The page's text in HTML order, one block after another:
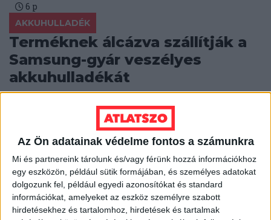
Az Ön adatainak védelme fontos a számunkra
Mi és partnereink tárolunk és/vagy férünk hozzá információkhoz
egy eszközön, például sütik formájában, és személyes adatokat
dolgozunk fel, például egyedi azonosítókat és standard
információkat, amelyeket az eszköz személyre szabott
hirdetésekhez és tartalomhoz, hirdetések és tartalmak
6 p
AKKUHULLADÉK
Terméknek álcázva szállítják a
Samsung-gyár veszélyes
akkuhulladékát
Terméknek minősítik és nem tüntetik fel a
szállítmány veszélyességét, így fuvarozzák
magyarországi raktárakba, majd Lengyelországba a
hibás akkukat.
BODNÁR ZSUZSA 2026. április 27. 6p
KÖTÖTT PÁLYA
Mi épül meg, és mi nem? –